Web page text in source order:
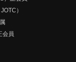
）
会員